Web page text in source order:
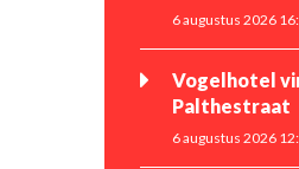
6 augustus 2026
Vogelhotel
Palthestraat
6 augustus 2026